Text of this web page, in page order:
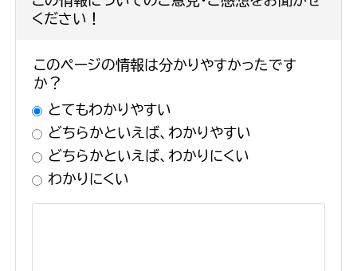
ください！
このページの情報は分かりやすかったです
か？
とてもわかりやすい
どちらかといえば、わかりやすい
どちらかといえば、わかりにくい
わかりにくい